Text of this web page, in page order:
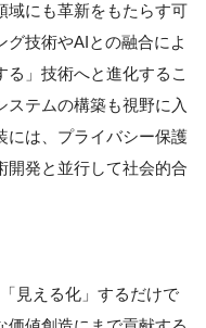
域にも革新をもたらす可
技術やAIとの融合によ
る」技術へと進化するこ
ステムの構築も視野に入
には、プライバシー保護
開発と並行して社会的合
見える化」するだけで